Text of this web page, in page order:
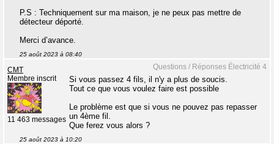
P.S : Techniquement sur ma maison, je ne peux pas mettre de
détecteur déporté.
Merci d’avance.
25 août 2023 à 08:40
Questions / Réponses Électricité 4
CMT
Membre inscrit
11 463 messages
Si vous passez 4 fils, il n'y a plus de soucis.
Tout ce que vous voulez faire est possible
Le problème est que si vous ne pouvez pas repasser
un 4ème fil.
Que ferez vous alors ?
25 août 2023 à 10:20